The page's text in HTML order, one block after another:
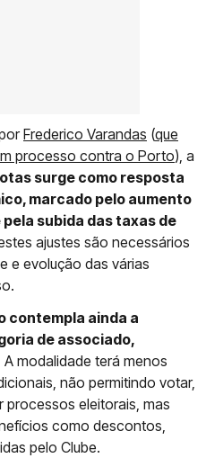
Frederico Varandas (que
processo contra o Porto), a
surge como resposta
marcado pelo aumento
subida das taxas de
ajustes são necessários
e evolução das várias
contempla ainda a
de associado,
A modalidade terá menos
não permitindo votar,
processos eleitorais, mas
como descontos,
pelo Clube.